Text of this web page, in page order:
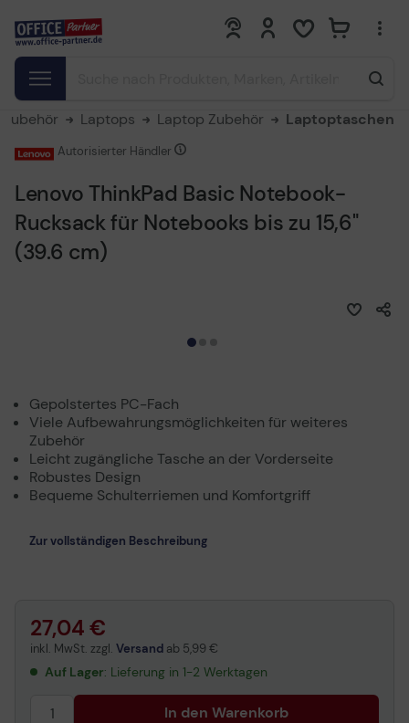
0 0
Laptops Laptop Zubehör Laptoptaschen
Lenovo ThinkPad Basic Notebook-
Rucksack für Notebooks bis zu 15,6"
(39.6 cm)
Autorisierter Händler
Gepolstertes PC-Fach
Viele Aufbewahrungsmöglichkeiten für weiteres
Zubehör
Leicht zugängliche Tasche an der Vorderseite
Robustes Design
Bequeme Schulterriemen und Komfortgriff
Zur vollständigen Beschreibung
27,04 €
inkl. MwSt. zzgl. Versand ab 5,99 €
Auf Lager: Lieferung in 1-2 Werktagen
In den Warenkorb